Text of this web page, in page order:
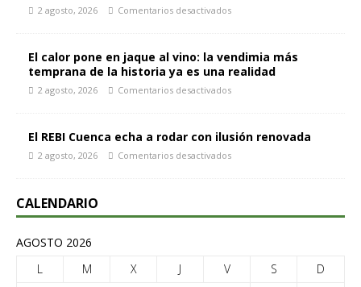
2 agosto, 2026 Comentarios desactivados
El calor pone en jaque al vino: la vendimia más
temprana de la historia ya es una realidad
2 agosto, 2026 Comentarios desactivados
El REBI Cuenca echa a rodar con ilusión renovada
2 agosto, 2026 Comentarios desactivados
CALENDARIO
AGOSTO 2026
L
M X J V S
D